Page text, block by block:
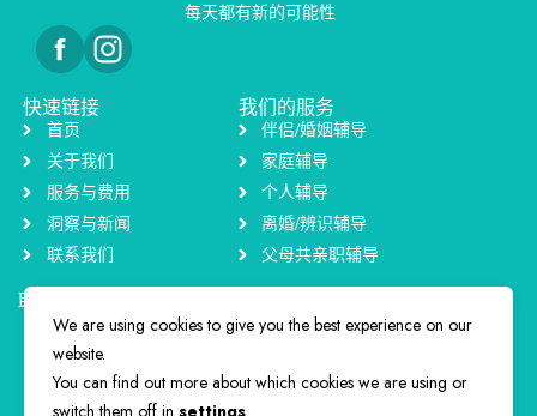
每天都有新的可能性
快速链接
首页
关于我们
服务与费用
洞察与新闻
联系我们
我们的服务
伴侣/婚姻辅导
家庭辅导
个人辅导
离婚/辨识辅导
父母共亲职辅导
联系方式
info@newpagecounselling.com.sg
80 Marine Parade Road #12-07 Parkway Parade (449269)
We are using cookies to give you the best experience on our
website.
You can find out more about which cookies we are using or
switch them off in settings